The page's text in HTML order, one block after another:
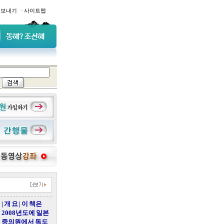
내기 · 사이트맵
| 개 요 | 이 책은
2008년도에 일본
중의원에서 독도